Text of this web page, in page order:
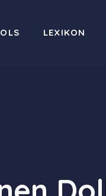
LEXIKON